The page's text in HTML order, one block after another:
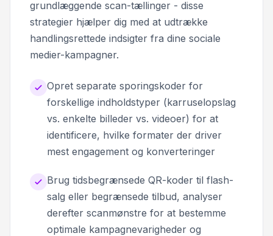
grundlæggende scan-tællinger - disse
strategier hjælper dig med at udtrække
handlingsrettede indsigter fra dine sociale
medier-kampagner.
Opret separate sporingskoder for
forskellige indholdstyper (karruselopslag
vs. enkelte billeder vs. videoer) for at
identificere, hvilke formater der driver
mest engagement og konverteringer
Brug tidsbegrænsede QR-koder til flash-
salg eller begrænsede tilbud, analyser
derefter scanmønstre for at bestemme
optimale kampagnevarigheder og